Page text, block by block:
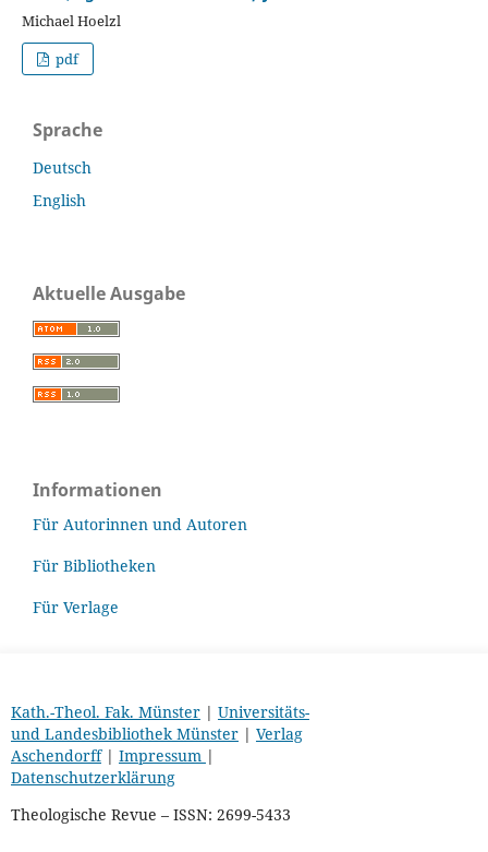
Michael Hoelzl
pdf
Sprache
Deutsch
English
Aktuelle Ausgabe
Informationen
Für Autorinnen und Autoren
Für Bibliotheken
Für Verlage
Kath.-Theol. Fak. Münster| Universitäts-
und Landesbibliothek Münster| Verlag
Aschendorff| Impressum |
Datenschutzerklärung
Theologische Revue – ISSN: 2699-5433